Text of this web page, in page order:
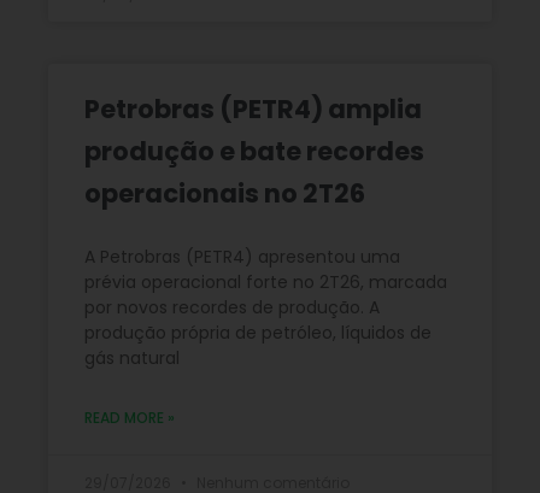
Petrobras (PETR4) amplia
produção e bate recordes
operacionais no 2T26
A Petrobras (PETR4) apresentou uma
prévia operacional forte no 2T26, marcada
por novos recordes de produção. A
produção própria de petróleo, líquidos de
gás natural
READ MORE »